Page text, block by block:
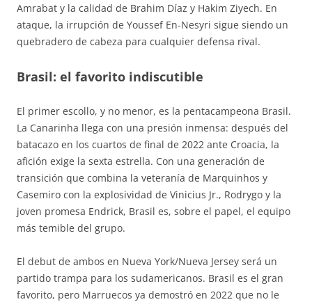
Amrabat y la calidad de Brahim Díaz y Hakim Ziyech. En
ataque, la irrupción de Youssef En-Nesyri sigue siendo un
quebradero de cabeza para cualquier defensa rival.
Brasil: el favorito indiscutible
El primer escollo, y no menor, es la pentacampeona Brasil.
La Canarinha llega con una presión inmensa: después del
batacazo en los cuartos de final de 2022 ante Croacia, la
afición exige la sexta estrella. Con una generación de
transición que combina la veteranía de Marquinhos y
Casemiro con la explosividad de Vinicius Jr., Rodrygo y la
joven promesa Endrick, Brasil es, sobre el papel, el equipo
más temible del grupo.
El debut de ambos en Nueva York/Nueva Jersey será un
partido trampa para los sudamericanos. Brasil es el gran
favorito, pero Marruecos ya demostró en 2022 que no le